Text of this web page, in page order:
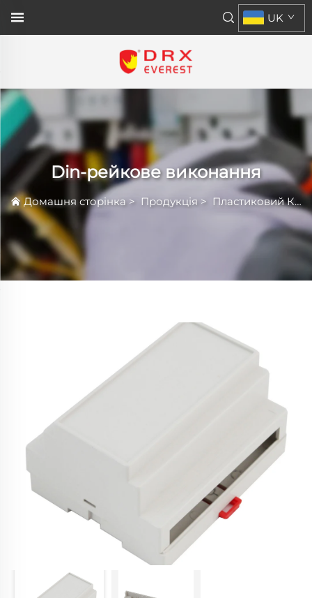
UK
Din-рейкове виконання
Домашня сторінка> Продукція> Пластиковий Кожух